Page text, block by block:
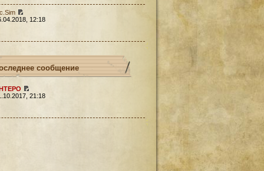
12:18
сообщение
21:18